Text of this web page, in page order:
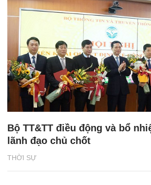
THỜI SỰ
Bộ TT&TT điều động và bổ
lãnh đạo chủ chốt